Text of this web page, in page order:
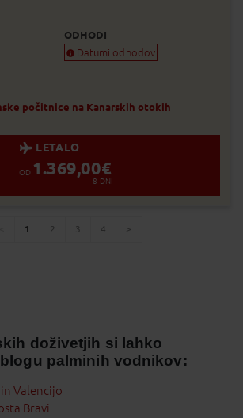
ODHODI
Datumi odhodov
Zasedeno
počitnice na Kanarskih otokih
LETALO
OD 1.369,00€
8 DNI
You're
1
page
2
page
3 4
doživetjih si lahko
palminih vodnikov:
Valencijo
Bravi